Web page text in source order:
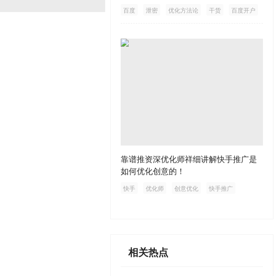
百度 泄密 优化方法论 干货 百度开户
靠谱推资深优化师祥细讲解快手推广是
如何优化创意的！
快手 优化师 创意优化 快手推广
相关热点